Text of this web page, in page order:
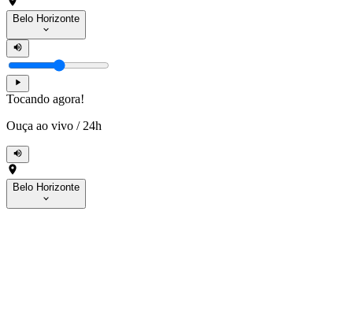
Belo Horizonte
Tocando agora!
Ouça ao vivo / 24h
Belo Horizonte